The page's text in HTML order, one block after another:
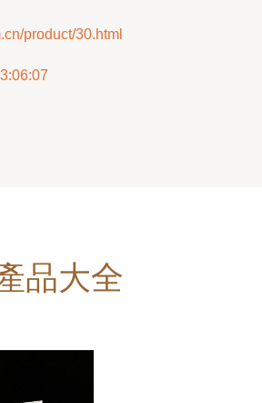
product/30.html
品大全